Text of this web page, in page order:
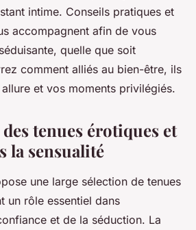
•6 min de lecture
intime. Conseils pratiques et
accompagnent afin de vous
quelle que soit
comment alliés au bien-être, ils
et vos moments privilégiés.
tenues érotiques et
la sensualité
une large sélection de tenues
un rôle essentiel dans
et de la séduction. La